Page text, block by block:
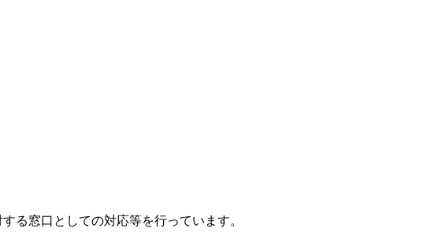
る窓口としての対応等を行っています。